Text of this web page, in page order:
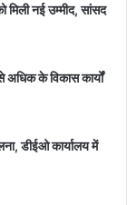
नई उम्मीद, सांसद
के विकास कार्यों
डीईओ कार्यालय में